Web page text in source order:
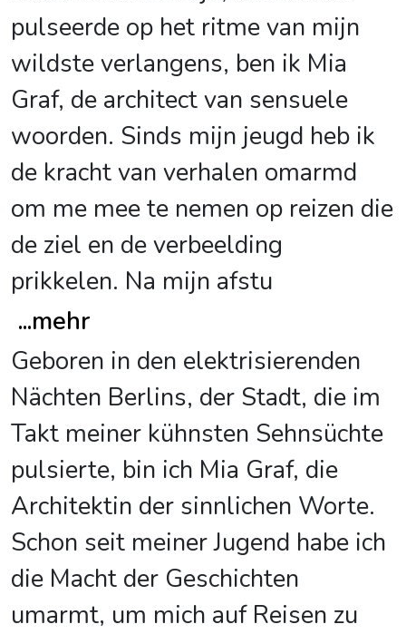
pulseerde op het ritme van mijn
wildste verlangens, ben ik Mia
Graf, de architect van sensuele
woorden. Sinds mijn jeugd heb ik
de kracht van verhalen omarmd
om me mee te nemen op reizen die
de ziel en de verbeelding
prikkelen. Na mijn afstu
...mehr
Geboren in den elektrisierenden
Nächten Berlins, der Stadt, die im
Takt meiner kühnsten Sehnsüchte
pulsierte, bin ich Mia Graf, die
Architektin der sinnlichen Worte.
Schon seit meiner Jugend habe ich
die Macht der Geschichten
umarmt, um mich auf Reisen zu